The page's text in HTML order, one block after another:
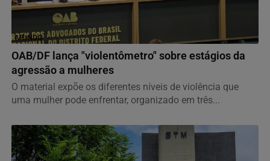
MUNDO
OAB/DF lança "violentômetro" sobre estágios da
agressão a mulheres
O material expõe os diferentes níveis de violência que
uma mulher pode enfrentar, organizado em três...